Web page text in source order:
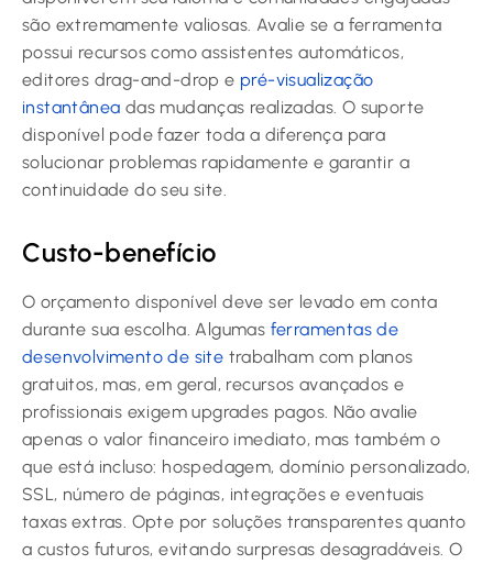
são extremamente valiosas. Avalie se a ferramenta
possui recursos como assistentes automáticos,
editores drag-and-drop e pré-visualização
instantânea das mudanças realizadas. O suporte
disponível pode fazer toda a diferença para
solucionar problemas rapidamente e garantir a
continuidade do seu site.
Custo-benefício
O orçamento disponível deve ser levado em conta
durante sua escolha. Algumas ferramentas de
desenvolvimento de site trabalham com planos
gratuitos, mas, em geral, recursos avançados e
profissionais exigem upgrades pagos. Não avalie
apenas o valor financeiro imediato, mas também o
que está incluso: hospedagem, domínio personalizado,
SSL, número de páginas, integrações e eventuais
taxas extras. Opte por soluções transparentes quanto
a custos futuros, evitando surpresas desagradáveis. O